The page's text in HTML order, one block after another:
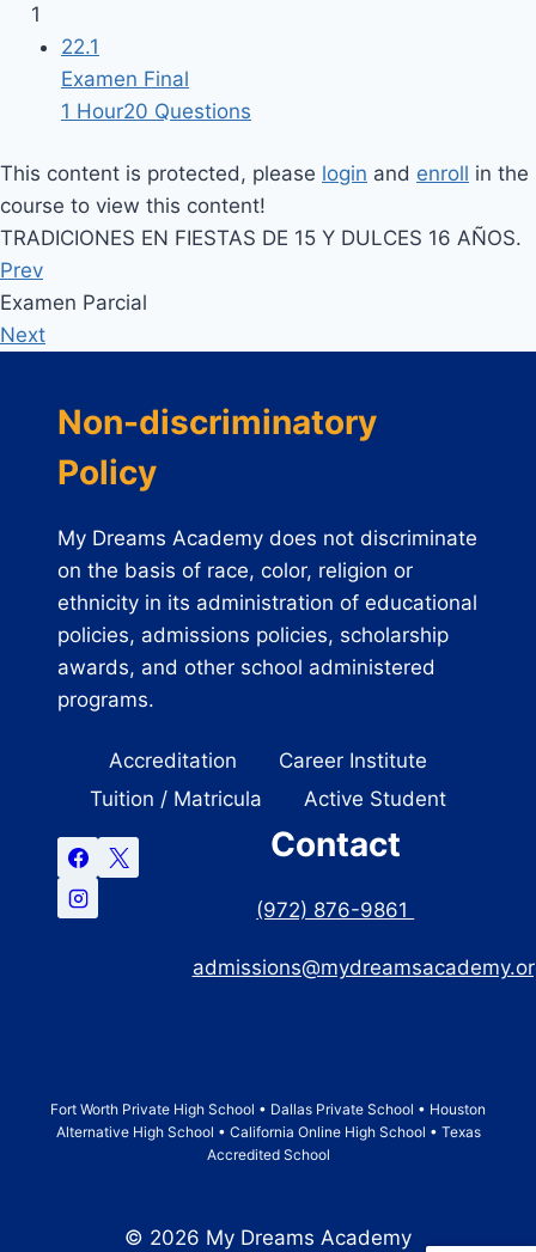
1
22.1
Examen Final
1 Hour20 Questions
This content is protected, please login and enroll in the
course to view this content!
TRADICIONES EN FIESTAS DE 15 Y DULCES 16 AÑOS.
Prev
Examen Parcial
Next
Non-discriminatory
Policy
My Dreams Academy does not discriminate
on the basis of race, color, religion or
ethnicity in its administration of educational
policies, admissions policies, scholarship
awards, and other school administered
programs.
Accreditation
Career Institute
Tuition / Matricula
Active Student
Contact
(972) 876-9861
Fort Worth Private High School • Dallas Private School • Houston
Alternative High School • California Online High School • Texas
Accredited School
© 2026 My Dreams Academy